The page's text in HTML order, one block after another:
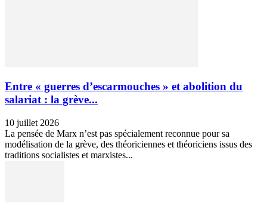
Entre « guerres d’escarmouches » et abolition du
salariat : la grève...
10 juillet 2026
La pensée de Marx n’est pas spécialement reconnue pour sa
modélisation de la grève, des théoriciennes et théoriciens issus des
traditions socialistes et marxistes...